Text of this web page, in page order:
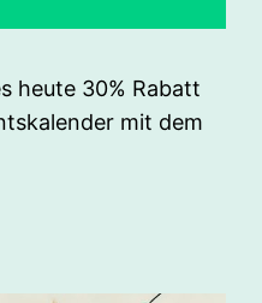
heute 30% Rabatt
mit dem